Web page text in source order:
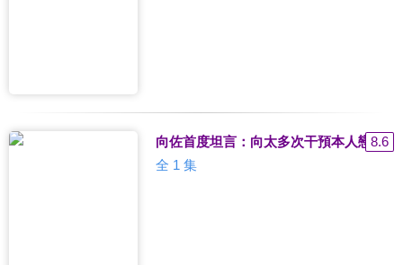
向佐首度坦言：向太多次干預本人戀情
8.6
全 1 集